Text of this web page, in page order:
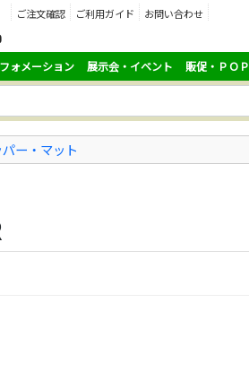
ご注文確認 ご利用ガイド
お問い合わせ
ォメーション 展示会・イベント 販促・ＰＯＰ
ー・マット